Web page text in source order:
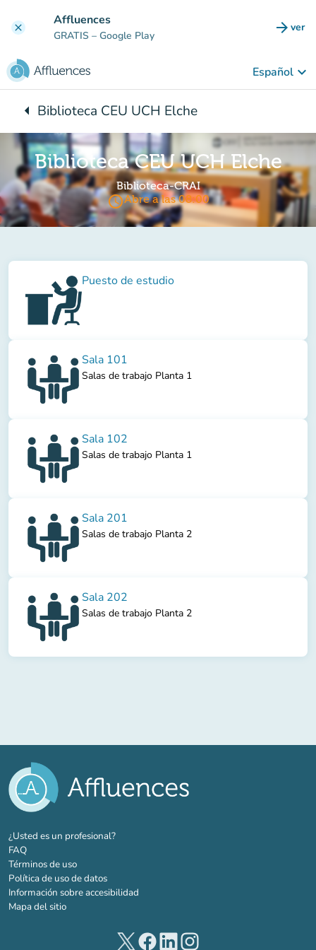
clear Affluences
GRATIS – Google Play arrow_forward ver
Español keyboard_arrow_down
arrow_leftVuelta:
Biblioteca CEU UCH Elche
Biblioteca CEU UCH Elche
Biblioteca-CRAI
access_timeAbre a las 08:00
Puesto de estudio
Sala 101
Salas de trabajo Planta 1
Sala 102
Salas de trabajo Planta 1
Sala 201
Salas de trabajo Planta 2
Sala 202
Salas de trabajo Planta 2
¿Usted es un profesional?(nueva pestaña)
FAQ
Términos de uso
Política de uso de datos
Información sobre accesibilidad
Mapa del sitio
(nueva pestaña)
(nueva pestaña)
(nueva pestaña)